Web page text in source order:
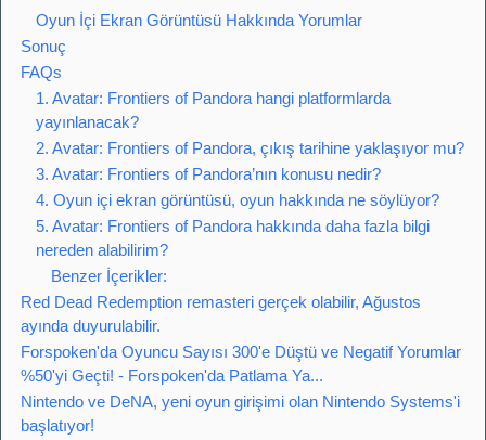
Oyun İçi Ekran Görüntüsü Hakkında Yorumlar
Sonuç
FAQs
1. Avatar: Frontiers of Pandora hangi platformlarda
yayınlanacak?
2. Avatar: Frontiers of Pandora, çıkış tarihine yaklaşıyor mu?
3. Avatar: Frontiers of Pandora’nın konusu nedir?
4. Oyun içi ekran görüntüsü, oyun hakkında ne söylüyor?
5. Avatar: Frontiers of Pandora hakkında daha fazla bilgi
nereden alabilirim?
Benzer İçerikler:
Red Dead Redemption remasteri gerçek olabilir, Ağustos
ayında duyurulabilir.
Forspoken'da Oyuncu Sayısı 300'e Düştü ve Negatif Yorumlar
%50'yi Geçti! - Forspoken'da Patlama Ya...
Nintendo ve DeNA, yeni oyun girişimi olan Nintendo Systems'i
başlatıyor!